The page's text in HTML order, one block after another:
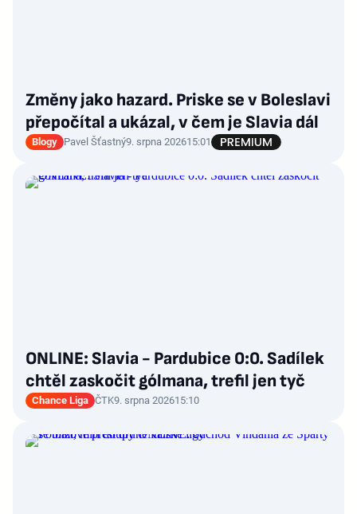
Změny jako hazard. Priske se v Boleslavi
přepočítal a ukázal, v čem je Slavia dál
Blogy Pavel Šťastný9. srpna 202615:01
ONLINE: Slavia - Pardubice 0:0. Sadílek
chtěl zaskočit gólmana, trefil jen tyč
Chance Liga ČTK9. srpna 202615:10